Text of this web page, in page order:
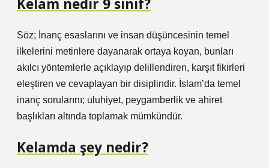
Kelam nedir 9 sinif?
Söz; İnanç esaslarını ve insan düşüncesinin temel
ilkelerini metinlere dayanarak ortaya koyan, bunları
akılcı yöntemlerle açıklayıp delillendiren, karşıt fikirleri
eleştiren ve cevaplayan bir disiplindir. İslam’da temel
inanç sorularını; uluhiyet, peygamberlik ve ahiret
başlıkları altında toplamak mümkündür.
Kelamda şey nedir?